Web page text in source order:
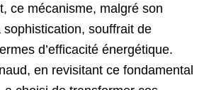
ce mécanisme, malgré son
souffrait de
d’efficacité énergétique.
en revisitant ce fondamental